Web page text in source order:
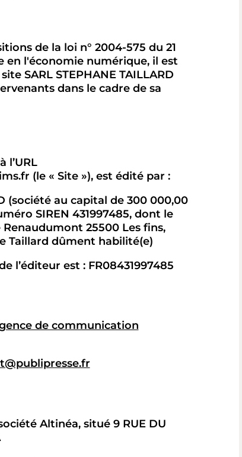
de la loi n° 2004-575 du 21
en l'économie numérique, il est
SARL STEPHANE TAILLARD
dans le cadre de sa
l’URL
(le « Site »), est édité par :
(société au capital de 300 000,00
SIREN 431997485, dont le
Renaudumont 25500 Les fins,
Taillard dûment habilité(e)
l’éditeur est : FR08431997485
de communication
Altinéa, situé 9 RUE DU